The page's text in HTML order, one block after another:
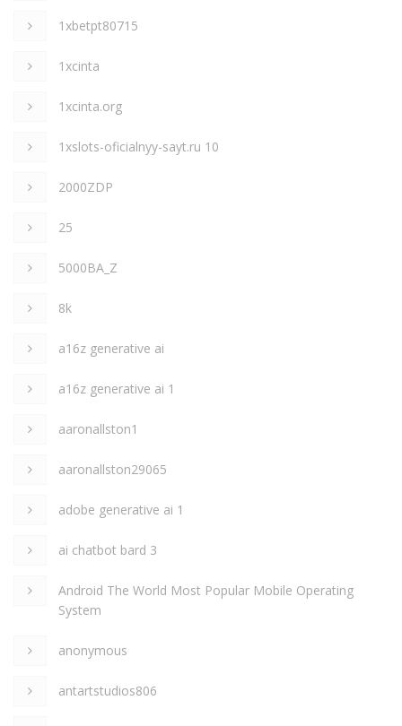
1xbetpt80715
1xcinta
1xcinta.org
1xslots-oficialnyy-sayt.ru 10
2000ZDP
25
5000BA_Z
8k
a16z generative ai
a16z generative ai 1
aaronallston1
aaronallston29065
adobe generative ai 1
ai chatbot bard 3
Android The World Most Popular Mobile Operating
System
anonymous
antartstudios806